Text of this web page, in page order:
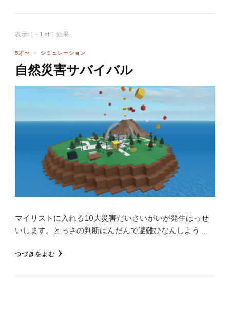
表示: 1 - 1 of 1 結果
5才〜 シミュレーション
自然災害サバイバル
マイリストに入れる10大災害だいさいがいが発生はっせ
いします。とっさの判断はんだんで避難ひなんしよう …
つづきをよむ